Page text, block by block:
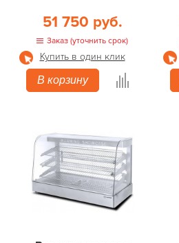
51 750 руб.
Заказ (уточнить срок)
Купить в один клик
В корзину